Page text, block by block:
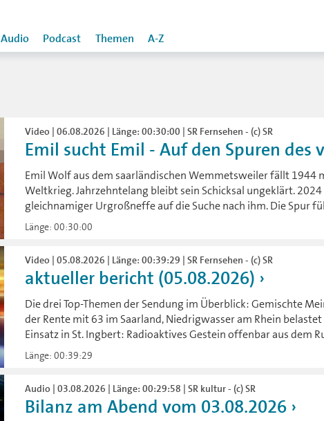
Audio Podcast Themen A-Z
Video | 06.08.2026 | Länge: 00:30:00 | SR Fernsehen - (c) SR
Emil sucht Emil - Auf den Spuren des
Emil Wolf aus dem saarländischen Wemmetsweiler fällt 1944
Weltkrieg. Jahrzehntelang bleibt sein Schicksal ungeklärt.
gleichnamiger Urgroßneffe auf die Suche nach ihm. Die Spur
Länge: 00:30:00
Video | 05.08.2026 | Länge: 00:39:29 | SR Fernsehen - (c) SR
aktueller bericht (05.08.2026)
Die drei Top-Themen der Sendung im Überblick: Gemischte
der Rente mit 63 im Saarland, Niedrigwasser am Rhein
Einsatz in St. Ingbert: Radioaktives Gestein offenbar aus dem
Länge: 00:39:29
Audio | 03.08.2026 | Länge: 00:29:58 | SR kultur - (c) SR
Bilanz am Abend vom 03.08.2026